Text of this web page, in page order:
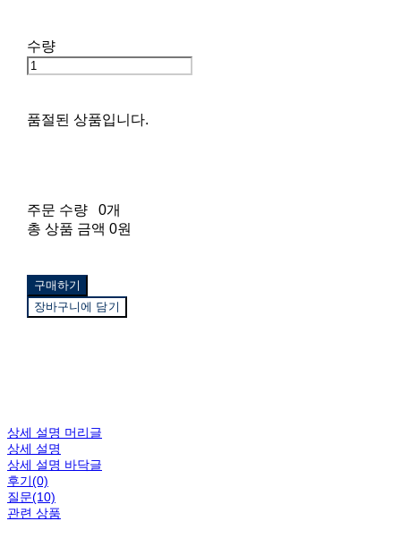
수량
품절된 상품입니다.
주문 수량
0개
총 상품 금액 0원
구매하기
장바구니에 담기
상세 설명 머리글
상세 설명
상세 설명 바닥글
후기(0)
질문(10)
관련 상품